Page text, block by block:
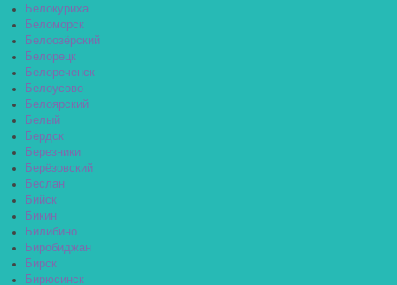
Белокуриха
Беломорск
Белоозёрский
Белорецк
Белореченск
Белоусово
Белоярский
Белый
Бердск
Березники
Берёзовский
Беслан
Бийск
Бикин
Билибино
Биробиджан
Бирск
Бирюсинск